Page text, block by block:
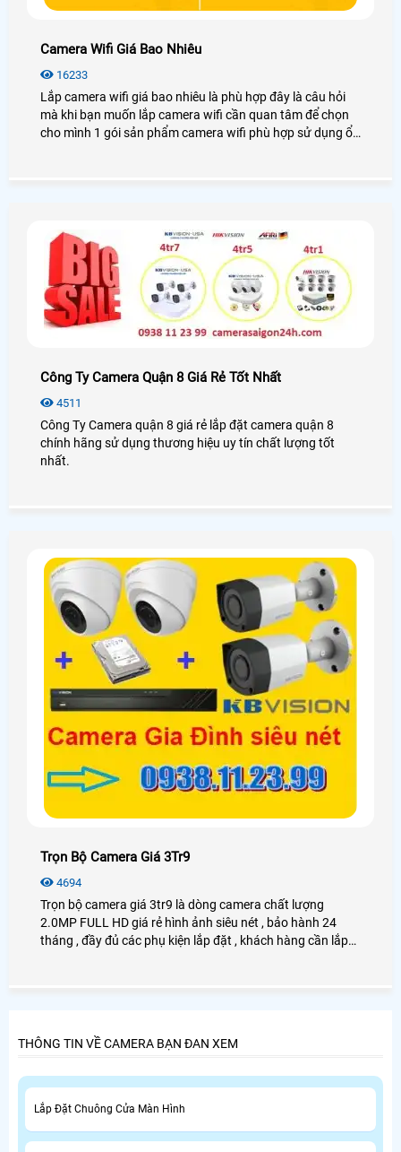
Camera Wifi Giá Bao Nhiêu
16233
Lắp camera wifi giá bao nhiêu là phù hợp đây là câu hỏi
mà khi bạn muốn lắp camera wifi cần quan tâm để chọn
cho mình 1 gói sản phẩm camera wifi phù hợp sử dụng ổn
Công Ty Camera Quận 8 Giá Rẻ Tốt Nhất
4511
Công Ty Camera quận 8 giá rẻ lắp đặt camera quận 8
chính hãng sử dụng thương hiệu uy tín chất lượng tốt
nhất.
Trọn Bộ Camera Giá 3Tr9
4694
Trọn bộ camera giá 3tr9 là dòng camera chất lượng
2.0MP FULL HD giá rẻ hình ảnh siêu nét , bảo hành 24
tháng , đầy đủ các phụ kiện lắp đặt , khách hàng cần lắp
THÔNG TIN VỀ CAMERA BẠN ĐAN XEM
Lắp Đặt Chuông Cửa Màn Hình